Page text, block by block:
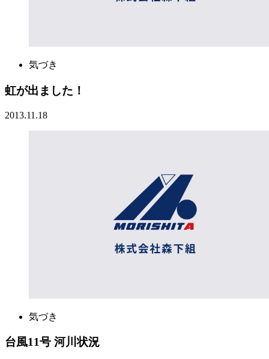
気づき
虹が出ました！
2013.11.18
気づき
台風11号 河川状況